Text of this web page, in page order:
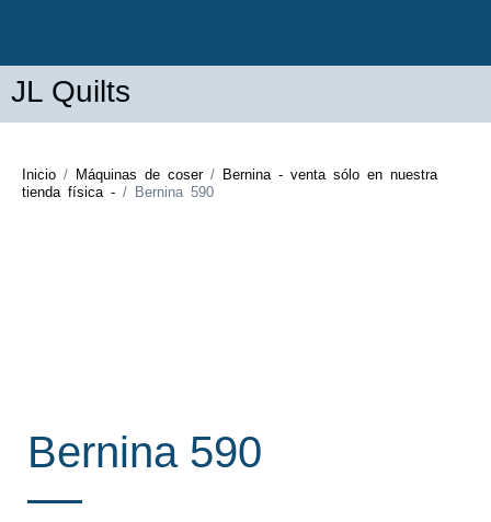
JL Quilts
Inicio / Máquinas de coser/ Bernina - venta sólo en nuestra
tienda física - / Bernina 590
Bernina 590